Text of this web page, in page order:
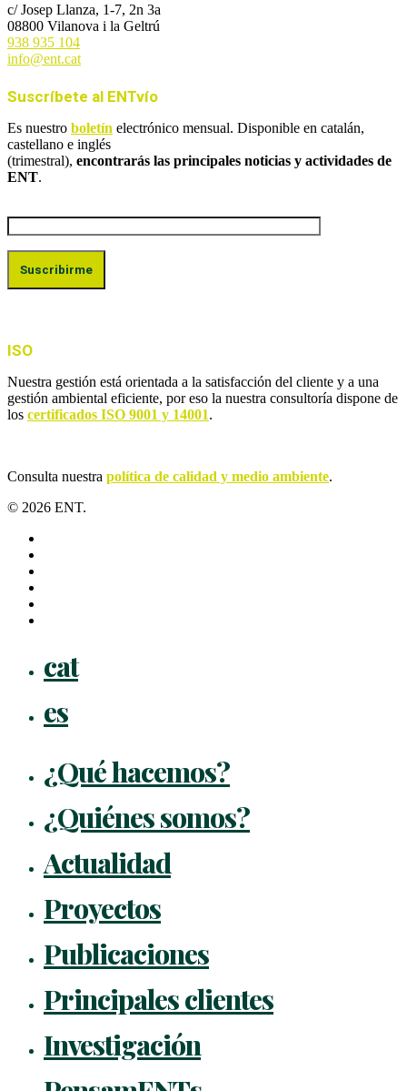
c/ Josep Llanza, 1-7, 2n 3a
08800 Vilanova i la Geltrú
938 935 104
info@ent.cat
Suscríbete al ENTvío
Es nuestro boletín electrónico mensual. Disponible en catalán,
castellano e inglés
(trimestral), encontrarás las principales noticias y actividades de
ENT.
ISO
Nuestra gestión está orientada a la satisfacción del cliente y a una
gestión ambiental eficiente, por eso la nuestra consultoría dispone de
los certificados ISO 9001 y 14001.
Consulta nuestra política de calidad y medio ambiente.
© 2026 ENT.
cat
es
¿Qué hacemos?
¿Quiénes somos?
Actualidad
Proyectos
Publicaciones
Principales clientes
Investigación